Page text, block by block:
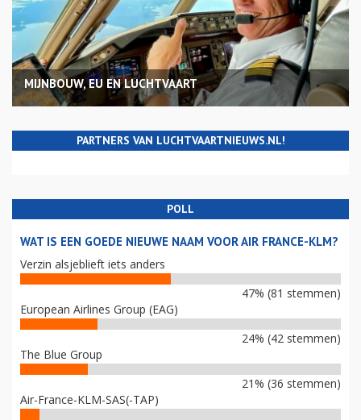
MIJNBOUW, EU EN LUCHTVAART
PARTNERS VAN LUCHTVAARTNIEUWS.NL!
POLL
WAT IS EEN GOEDE NIEUWE NAAM VOOR AIR FRANCE-KLM?
Verzin alsjeblieft iets anders
47% (81 stemmen)
European Airlines Group (EAG)
24% (42 stemmen)
The Blue Group
21% (36 stemmen)
Air-France-KLM-SAS(-TAP)